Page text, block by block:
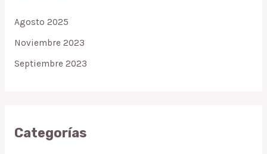
Agosto 2025
Noviembre 2023
Septiembre 2023
Categorías